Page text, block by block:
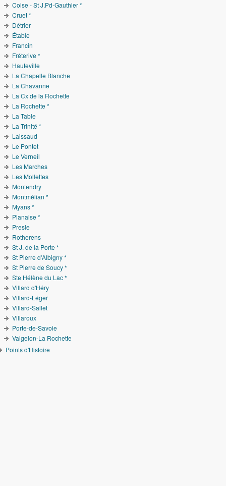
Coise - St J.Pd-Gauthier *
Cruet *
Détrier
Étable
Francin
Fréterive *
Hauteville
La Chapelle Blanche
La Chavanne
La Cx de la Rochette
La Rochette *
La Table
La Trinité *
Laissaud
Le Pontet
Le Verneil
Les Marches
Les Mollettes
Montendry
Montmélian *
Myans *
Planaise *
Presle
Rotherens
St J. de la Porte *
St Pierre d'Albigny *
St Pierre de Soucy *
Ste Hélène du Lac *
Villard d'Héry
Villard-Léger
Villard-Sallet
Villaroux
Porte-de-Savoie
Valgelon-La Rochette
Points d'Histoire